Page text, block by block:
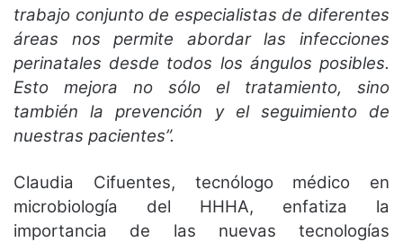
trabajo conjunto de especialistas de diferentes
áreas nos permite abordar las infecciones
perinatales desde todos los ángulos posibles.
Esto mejora no sólo el tratamiento, sino
también la prevención y el seguimiento de
nuestras pacientes”.
Claudia Cifuentes, tecnólogo médico en
microbiología del HHHA, enfatiza la
importancia de las nuevas tecnologías